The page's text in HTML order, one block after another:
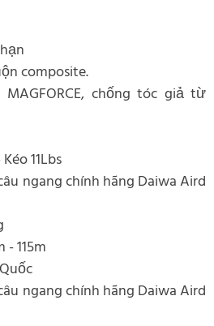
composite.
chống tóc giả từ
11Lbs
ngang chính hãng Daiwa Aird
115m
ngang chính hãng Daiwa Aird